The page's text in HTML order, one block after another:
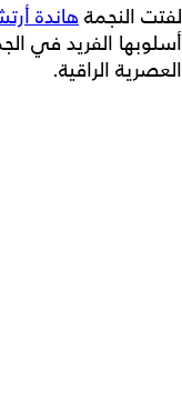
لفتت النجمةهاندة
أسلوبها الفريد في
العصرية الراقية.